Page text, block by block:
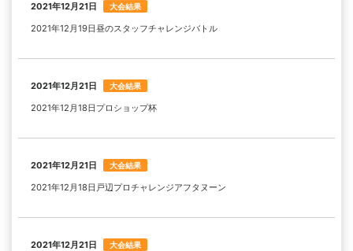
2021年12月21日 大会結果
2021年12月19日昼のスタッフチャレンジバトル
2021年12月21日 大会結果
2021年12月18日プロショップ杯
2021年12月21日 大会結果
2021年12月18日戸辺プロチャレンジアフタヌーン
2021年12月21日 大会結果